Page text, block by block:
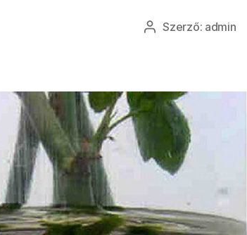
Bejegyzés
Szerző: admin